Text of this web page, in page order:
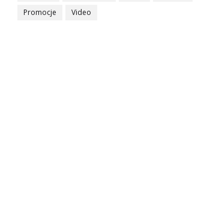
Promocje
Video